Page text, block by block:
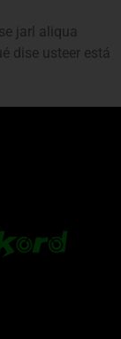
jarl aliqua
dise usteer está